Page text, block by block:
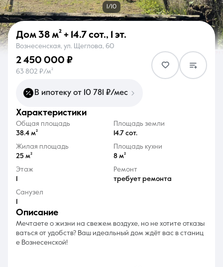
О компании
8 (861) 297-00-00
1/10
Дом 38 м² + 14.7 сот., 1 эт.
Вознесенская, ул. Щеглова, 60
2 450 000 ₽
63 802 ₽/м²
В ипотеку от 10 781 ₽/мес
характеристики
Общая площадь
38.4 м²
Площадь земли
14.7 сот.
Жилая площадь
25 м²
Площадь кухни
8 м²
Этаж
Ремонт
требует ремонта
Санузел
описание
Мечтаете о жизни на свежем воздухе, но не хотите отказы
ваться от удобств? Ваш идеальный дом ждёт вас в станиц
е Вознесенской!